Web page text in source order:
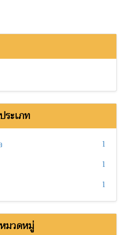
ระเภท
1
1
1
มวดหมู่